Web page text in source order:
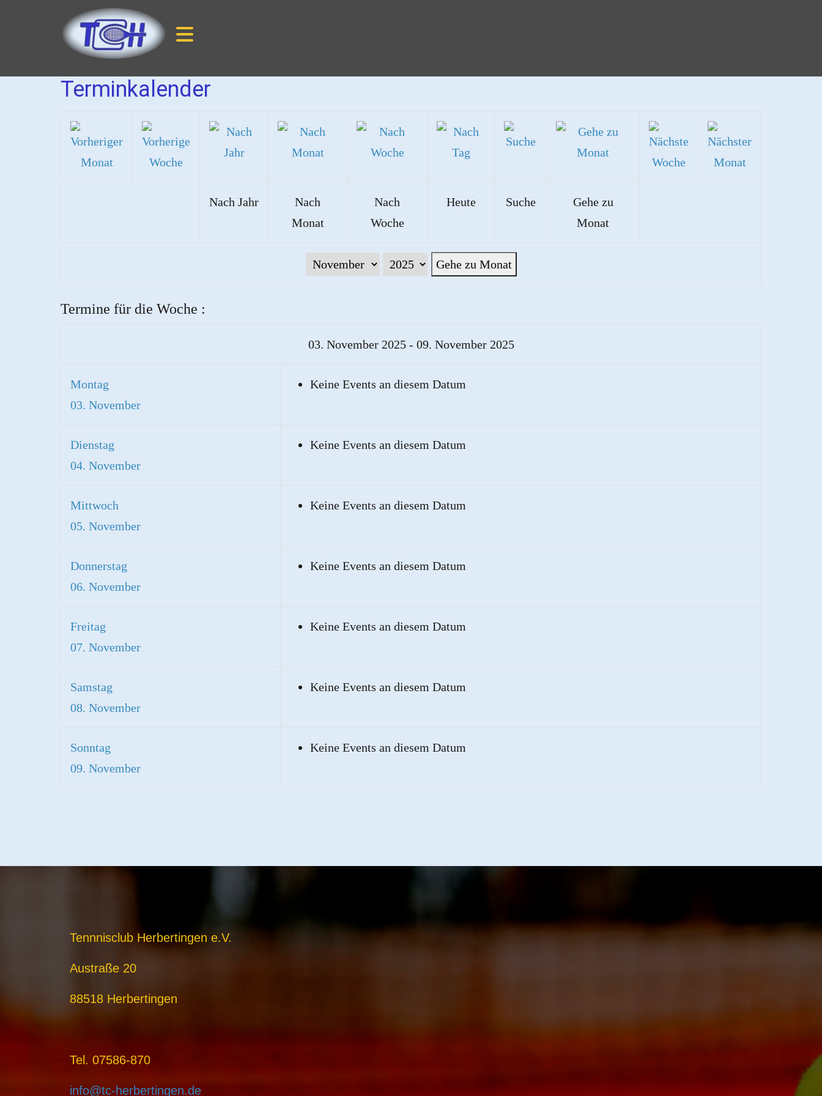
Terminkalender
Nach Jahr
Nach
Monat
Nach
Woche
Heute Suche
Gehe zu
Monat
Gehe zu Monat
Termine für die Woche :
03. November 2025 - 09. November 2025
Montag
03. November
Keine Events an diesem Datum
Dienstag
04. November
Keine Events an diesem Datum
Mittwoch
05. November
Keine Events an diesem Datum
Donnerstag
06. November
Keine Events an diesem Datum
Freitag
07. November
Keine Events an diesem Datum
Samstag
08. November
Keine Events an diesem Datum
Sonntag
09. November
Keine Events an diesem Datum
Tennnisclub Herbertingen e.V.
Austraße 20
88518 Herbertingen
Tel. 07586-870
info@tc-herbertingen.de